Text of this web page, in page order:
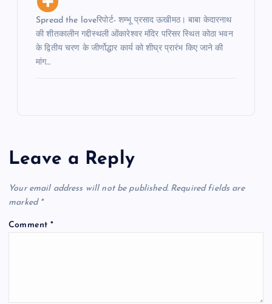
Spread the loveरिपोर्ट- शम्भू प्रसाद ऊखीमठ। बाबा केदारनाथ
की शीतकालीन गद्दीस्थली ओंकारेश्वर मंदिर परिसर स्थित कोठा भवन
के द्वितीय चरण के जीर्णोद्धार कार्य को शीघ्र प्रारंभ किए जाने की
मांग…
Leave a Reply
Your email address will not be published. Required fields are
marked *
Comment*